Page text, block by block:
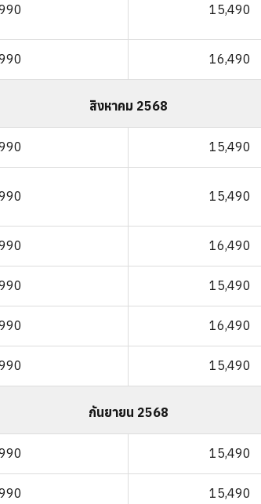
15,490
16,490
สิงหาคม 2568
15,490
15,490
16,490
15,490
16,490
15,490
กันยายน 2568
15,490
15,490